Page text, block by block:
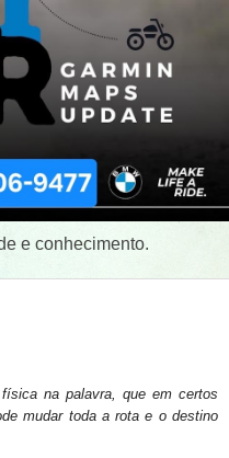
e conhecimento.
na palavra, que em certos
mudar toda a rota e o destino